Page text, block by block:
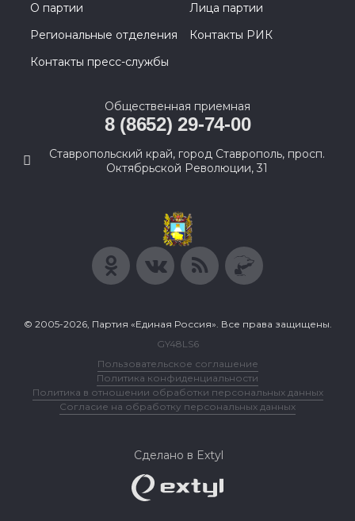
О партии
Лица партии
Региональные отделения
Контакты РИК
Контакты пресс-службы
Общественная приемная
8 (8652) 29-74-00
Ставропольский край, город Ставрополь, просп.
Октябрьской Революции, 31
© 2005-2026, Партия «Единая Россия». Все права защищены.
GY48LS6
Пользовательское соглашение
Политика конфиденциальности
Политика в отношении обработки персональных данных
Согласие на обработку персональных данных
Сделано в Extyl